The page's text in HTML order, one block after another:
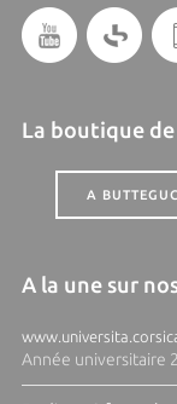
La boutique
A
A la une sur
Année universitaire